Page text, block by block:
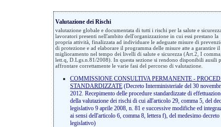
Valutazione dei Rischi
valutazione globale e documentata di tutti i rischi per la salute e
lavoratori presenti nell'ambito dell'organizzazione in cui essi prestano la
propria attività, finalizzata ad individuare le adeguate misure di
di protezione e ad elaborare il programma delle misure atte a garantire il
miglioramento nel tempo dei livelli di salute e sicurezza (Art.2, I
lett.q, D.Lgs.n.81/2008). In questa sezione si rendono disponibili ausili
affrontare correttamente le varie fasi del percorso di valutazione.
COMMISSIONE CONSULTIVA PERMANENTE -
STANDARDIZZATE (Decreto Interministeriale del 30
2012. Recepimento delle procedure standardizzate di
della valutazione dei rischi di cui all'articolo 29, comma 5, del
legislativo 9 aprile 2008, n. 81 e successive modifiche ed
ai sensi dell'articolo 6, comma 8, lettera f), del medesimo decreto
legislativo)